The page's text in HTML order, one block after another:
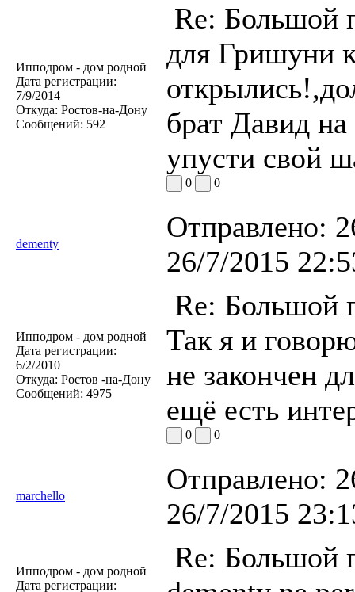
Ипподром - дом родной
Дата регистрации:
7/9/2014
Откуда: Ростов-на-Дону
Сообщений: 592
Re: Большой
для Гришуни
брат Давид
упусти свой
0 0
dementy
Отправлено:
26/7/2015
Ипподром - дом родной
Дата регистрации:
6/2/2010
Откуда: Ростов -на-Дону
Сообщений: 4975
Re: Большой
Так я и
не закончен
ещё есть
0 0
marchello
Отправлено:
26/7/2015
Ипподром - дом родной
Дата регистрации:
Re: Большой